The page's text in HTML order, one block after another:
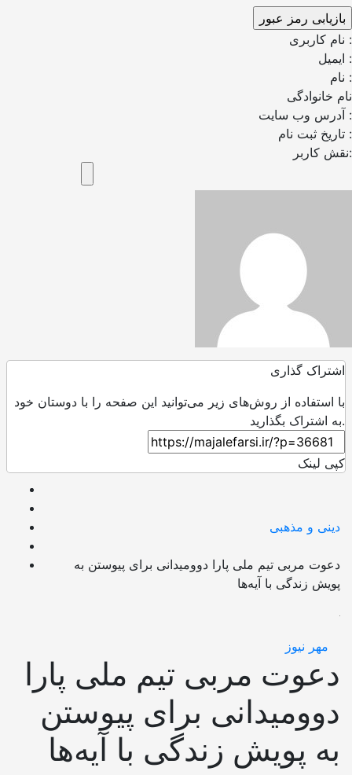
نام کاربری :
ایمیل :
نام :
نام خانوادگی
آدرس وب سایت :
تاریخ ثبت نام :
نقش کاربر:
اشتراک گذاری
با استفاده از روش‌های زیر می‌توانید این صفحه را با دوستان خود
به اشتراک بگذارید.
کپی لینک
دینی و مذهبی
دعوت مربی تیم ملی پارا دوومیدانی برای پیوستن به
پویش زندگی با آیه‌ها
مهر نیوز
دعوت مربی تیم ملی پارا
دوومیدانی برای پیوستن
به پویش زندگی با آیه‌ها